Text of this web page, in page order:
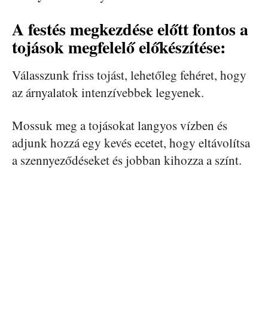
A festés megkezdése előtt fontos a
tojások megfelelő előkészítése:
Válasszunk friss tojást, lehetőleg fehéret, hogy
az árnyalatok intenzívebbek legyenek.
Mossuk meg a tojásokat langyos vízben és
adjunk hozzá egy kevés ecetet, hogy eltávolítsa
a szennyeződéseket és jobban kihozza a színt.